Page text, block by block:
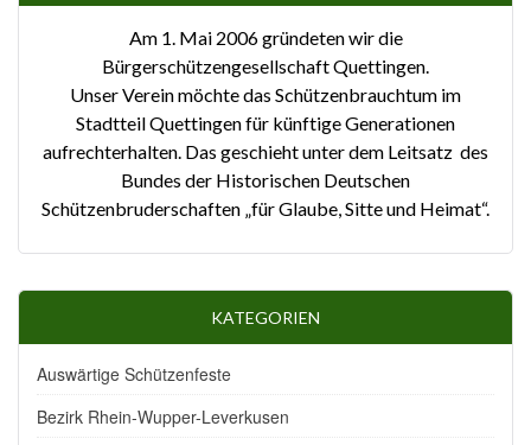
Am 1. Mai 2006 gründeten wir die
Bürgerschützengesellschaft Quettingen.
Unser Verein möchte das Schützenbrauchtum im
Stadtteil Quettingen für künftige Generationen
aufrechterhalten. Das geschieht unter dem Leitsatz des
Bundes der Historischen Deutschen
Schützenbruderschaften „für Glaube, Sitte und Heimat“.
KATEGORIEN
Auswärtige Schützenfeste
Bezirk Rhein-Wupper-Leverkusen